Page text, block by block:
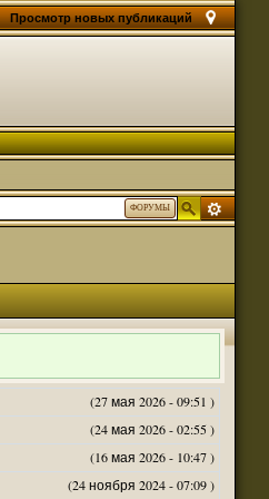
Просмотр новых публикаций
ФОРУМЫ
(27 мая 2026 - 09:51 )
(24 мая 2026 - 02:55 )
(16 мая 2026 - 10:47 )
(24 ноября 2024 - 07:09 )